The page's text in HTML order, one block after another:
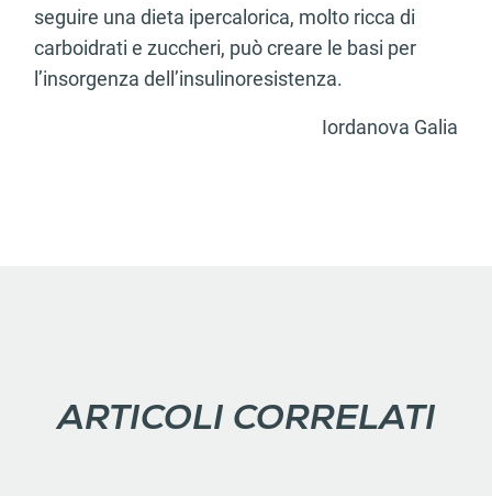
seguire una dieta ipercalorica, molto ricca di
carboidrati e zuccheri, può creare le basi per
l’insorgenza dell’insulinoresistenza.
Iordanova Galia
ARTICOLI CORRELATI